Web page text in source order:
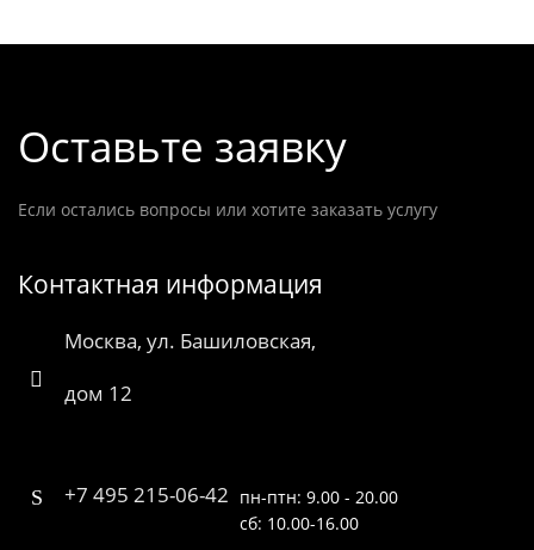
Оставьте заявку
Если остались вопросы или хотите заказать услугу
Контактная информация
Москва, ул. Башиловская,
дом 12
+7 495 215-06-42 пн-птн: 9.00 - 20.00
сб: 10.00-16.00